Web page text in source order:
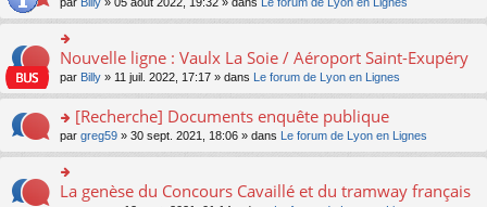
nt
c
nt
le
pl
u
s
c
e
nt
g
e
n
o
lu
pl
u
s
ré
c
e
s
g
e
n
o
lu
pl
u
er
le
m
e
s
g
e
n
o
n
n
s
ult
er
le
m
e
s
a
e
o
n
er
le
m
e
s
Nouvelle ligne : Vaulx La Soie / Aéroport Saint-Exupéry
par Billy » 11 juil. 2022, 17:17 » dans Le forum de Lyon en Lignes
o
n
s
ult
er
[Recherche] Documents enquête publique
par greg59 » 30 sept. 2021, 18:06 » dans Le forum de Lyon en Lignes
La genèse du Concours Cavaillé et du tramway français